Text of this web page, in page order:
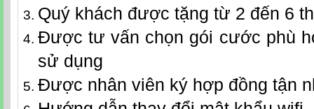
Quý khách được tặng từ 2 đến 6
Được tư vấn chọn gói cước phù
sử dụng
Được nhân viên ký hợp đồng tận